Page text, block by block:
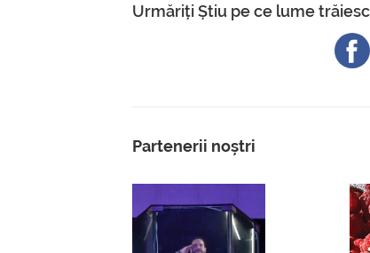
Urmăriți Știu pe ce lume trăiesc
Partenerii noștri